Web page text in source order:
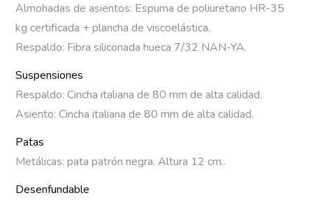
Almohadas de asientos: Espuma de poliuretano HR-35
kg certificada + plancha de viscoelástica.
Respaldo: Fibra siliconada hueca 7/32 NAN-YA.
Suspensiones
Respaldo: Cincha italiana de 80 mm de alta calidad.
Asiento: Cincha italiana de 80 mm de alta calidad.
Patas
Metálicas: pata patrón negra. Altura 12 cm..
Desenfundable